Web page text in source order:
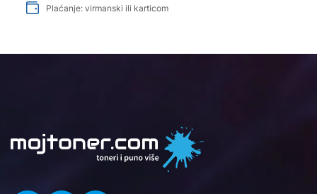
Plaćanje: virmanski ili karticom